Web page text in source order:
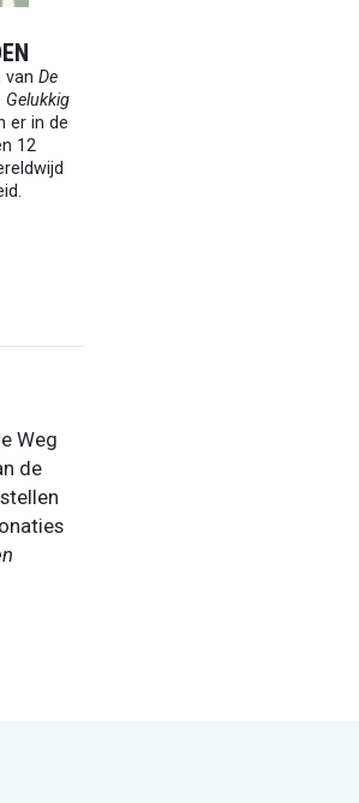
vanDe
Gelukkig
er in de
12
Weg
de